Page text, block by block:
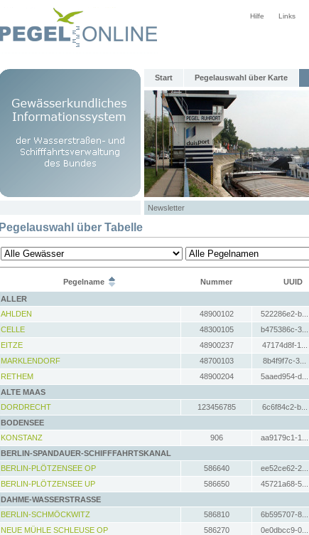
Hilfe Links
Start Pegelauswahl über Karte
Newsletter
Pegelauswahl über Tabelle
Pegelname Nummer UUID
ALLER
AHLDEN
48900102 522286e2-b...
CELLE
48300105 b475386c-3...
EITZE
48900237 47174d8f-1...
MARKLENDORF
48700103 8b4f9f7c-3...
RETHEM
48900204 5aaed954-d...
ALTE MAAS
DORDRECHT
123456785 6c6f84c2-b...
BODENSEE
KONSTANZ
906 aa9179c1-1...
BERLIN-SPANDAUER-SCHIFFFAHRTSKANAL
BERLIN-PLÖTZENSEE OP
586640 ee52ce62-2...
BERLIN-PLÖTZENSEE UP
586650 45721a68-5...
DAHME-WASSERSTRASSE
BERLIN-SCHMÖCKWITZ
586810 6b595707-8...
NEUE MÜHLE SCHLEUSE OP
586270 0e0dbcc9-0...